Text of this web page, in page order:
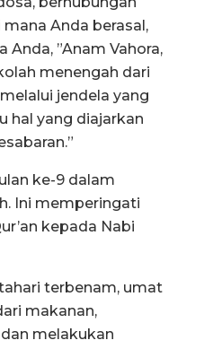
Anda berasal,
”Anam Vahora,
menengah dari
jendela yang
hal yang diajarkan
ke-9 dalam
Ini memperingati
kepada Nabi
terbenam, umat
makanan,
melakukan